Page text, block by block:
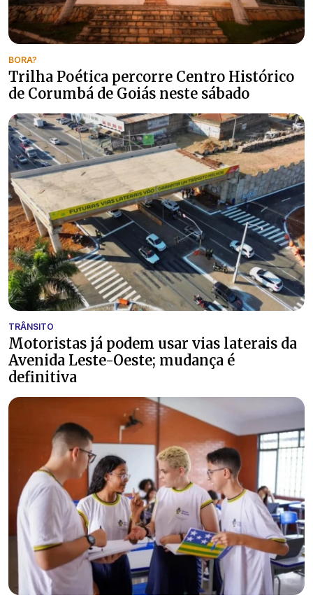
BORA?
Trilha Poética percorre Centro Histórico
de Corumbá de Goiás neste sábado
TRÂNSITO
Motoristas já podem usar vias laterais da
Avenida Leste-Oeste; mudança é
definitiva